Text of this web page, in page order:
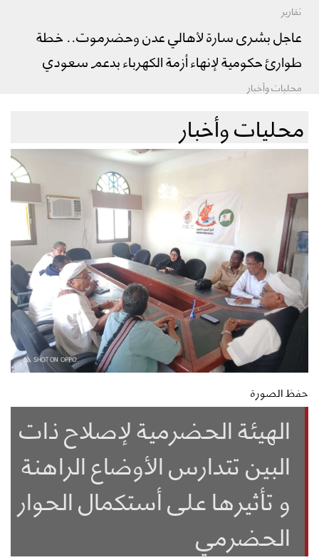
تقارير
عاجل بشرى سارة لأهالي عدن وحضرموت.. خطة
طوارئ حكومية لإنهاء أزمة الكهرباء بدعم سعودي
محليات وأخبار
محليات وأخبار
حفظ الصورة
الهيئة الحضرمية لإصلاح ذات
البين تتدارس الأوضاع الراهنة
و تأثيرها على أستكمال الحوار
الحضرمي